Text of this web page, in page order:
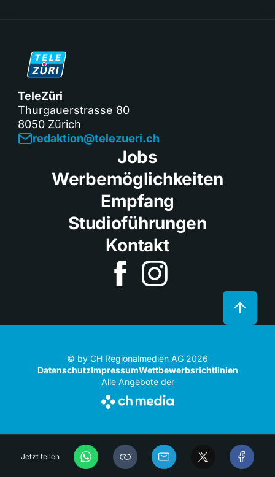
Jetzt teilen
TeleZüri
Thurgauerstrasse 80
8050 Zürich
redaktion@telezueri.ch
Jobs
Werbemöglichkeiten
Empfang
Studioführungen
Kontakt
© by CH Regionalmedien AG 2026
DatenschutzImpressumWettbewerbsrichtlinien
Alle Angebote der